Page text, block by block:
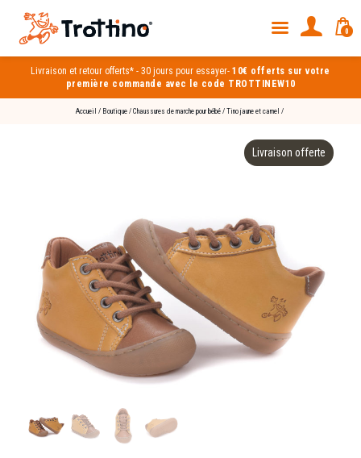
Livraison et retour offerts* -30 jours pour essayer-10€ offerts sur votre
première commande avec le code TROTTINEW10
0
Accueil / Boutique / Chaussures de marche pour bébé / Tino jaune et camel /